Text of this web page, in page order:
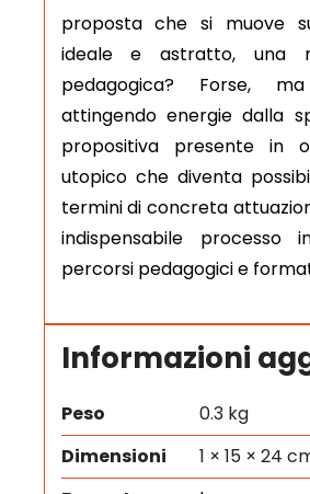
proposta che si muove
ideale e astratto, una
pedagogica? Forse,
attingendo energie dalla
propositiva presente in
utopico che diventa
termini di concreta
indispensabile processo
percorsi pedagogici e
Informazioni
Peso
0.3 kg
Dimensioni
1 × 15 × 24